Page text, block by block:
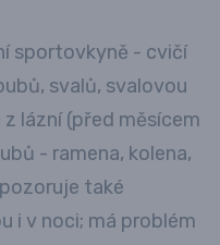
sportovkyně - cvičí
svalů, svalovou
lázní (před měsícem
- ramena, kolena,
také
i v noci; má problém